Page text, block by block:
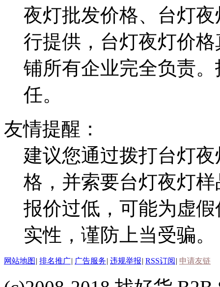
夜灯批发价格、台灯
行提供，台灯夜灯价
铺所有企业完全负责
任。
友情提醒：
建议您通过拨打台灯
格，并索要台灯夜灯
报价过低，可能为虚
实性，谨防上当受骗。
网站地图 | 排名推广| 广告服务| 违规举报| RSS订阅 | 申请友链